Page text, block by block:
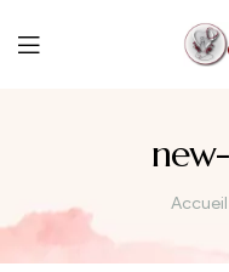
Accueil